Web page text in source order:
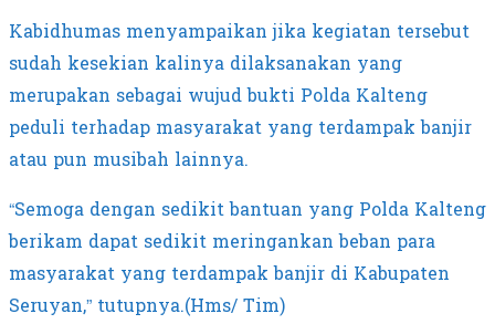
Kabidhumas menyampaikan jika kegiatan tersebut
sudah kesekian kalinya dilaksanakan yang
merupakan sebagai wujud bukti Polda Kalteng
peduli terhadap masyarakat yang terdampak banjir
atau pun musibah lainnya.
“Semoga dengan sedikit bantuan yang Polda Kalteng
berikam dapat sedikit meringankan beban para
masyarakat yang terdampak banjir di Kabupaten
Seruyan,” tutupnya.(Hms/ Tim)